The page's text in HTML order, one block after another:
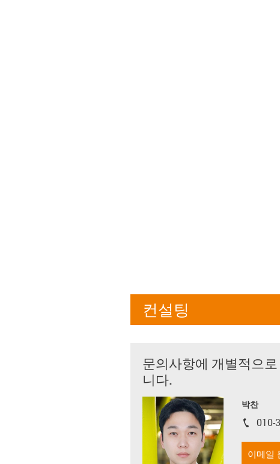
컨설팅
문의사항에 개별적으
니다.
박찬
igus-010-
이메일